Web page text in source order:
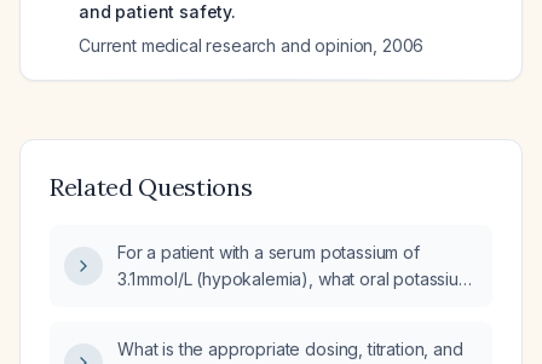
and patient safety.
Current medical research and opinion 2006
Related Questions
For a patient with a serum potassium of
3.1 mmol/L (hypokalemia), what oral potassium
What is the appropriate dosing, titration, and